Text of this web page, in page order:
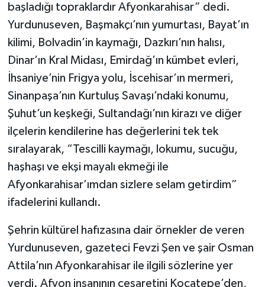
başladığı topraklardır Afyonkarahisar” dedi.
Yurdunuseven, Başmakçı’nın yumurtası, Bayat’ın
kilimi, Bolvadin’in kaymağı, Dazkırı’nın halısı,
Dinar’ın Kral Midası, Emirdağ’ın kümbet evleri,
İhsaniye’nin Frigya yolu, İscehisar’ın mermeri,
Sinanpaşa’nın Kurtuluş Savaşı’ndaki konumu,
Şuhut’un keşkeği, Sultandağı’nın kirazı ve diğer
ilçelerin kendilerine has değerlerini tek tek
sıralayarak, “Tescilli kaymağı, lokumu, sucuğu,
haşhaşı ve ekşi mayalı ekmeği ile
Afyonkarahisar’ımdan sizlere selam getirdim”
ifadelerini kullandı.
Şehrin kültürel hafızasına dair örnekler de veren
Yurdunuseven, gazeteci Fevzi Şen ve şair Osman
Attila’nın Afyonkarahisar ile ilgili sözlerine yer
verdi. Afyon insanının cesaretini Kocatepe’den,